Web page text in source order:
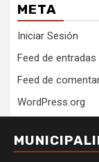
META
Iniciar Sesión
Feed de entradas
Feed de
WordPress.org